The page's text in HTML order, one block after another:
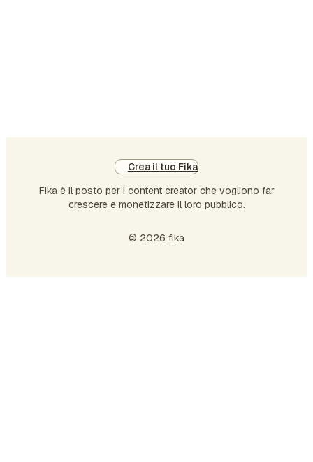
Crea il tuo Fika
Fika è il posto per i content creator che vogliono far
crescere e monetizzare il loro pubblico.
© 2026 fika